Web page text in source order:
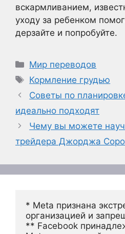
вскармливанием,
уходу за ребенком
дерзайте и попробуйте.
Рубрики
Мир переводов
Метки
Кормление грудью
Советы по
идеально подходят
Чему вы можете
трейдера Джорджа
* Meta признана
организацией и
** Facebook